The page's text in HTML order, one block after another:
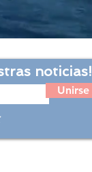
noticias!
Unirse